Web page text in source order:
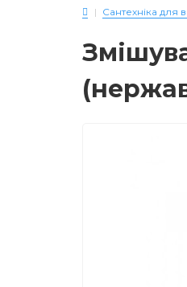
Сантехніка для